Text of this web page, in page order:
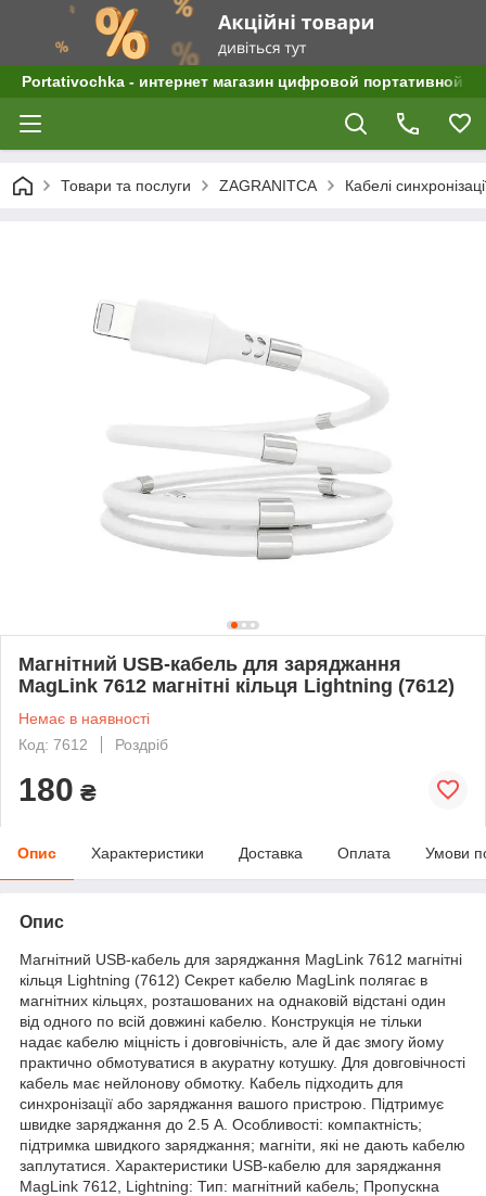
Portativochka - интернет магазин цифровой портативной
Товари та послуги ZAGRANITCA Кабелі
Магнітний USB-кабель для заряджання
MagLink 7612 магнітні кільця Lightning (7612)
Немає в наявності
Код: 7612
Роздріб
180 ₴
Опис Характеристики Доставка Оплата Умови
Опис
Магнітний USB-кабель для заряджання MagLink 7612 магнітні
кільця Lightning (7612) Секрет кабелю MagLink полягає в
магнітних кільцях, розташованих на однаковій відстані один
від одного по всій довжині кабелю. Конструкція не тільки
надає кабелю міцність і довговічність, але й дає змогу йому
практично обмотуватися в акуратну котушку. Для довговічності
кабель має нейлонову обмотку. Кабель підходить для
синхронізації або заряджання вашого пристрою. Підтримує
швидке заряджання до 2.5 А. Особливості: компактність;
підтримка швидкого заряджання; магніти, які не дають кабелю
заплутатися. Характеристики USB-кабелю для заряджання
MagLink 7612, Lightning: Тип: магнітний кабель; Пропускна